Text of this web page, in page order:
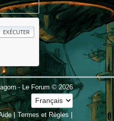
- Le Forum © 2026
|Termes et Règles |